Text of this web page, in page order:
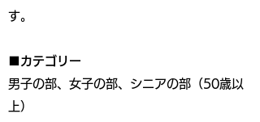
す。
■カテゴリー
男子の部、女子の部、シニアの部（50歳以
上）